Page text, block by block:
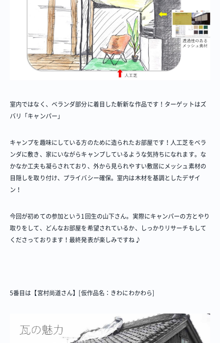
室内ではなく、ベランダ部分に着目した斬新な作品です！ターゲットはズ
バリ「キャンパー」
キャンプを趣味にしている方のために造られたお部屋です！人工芝をベラ
ンダに敷き、家にいながらキャンプしているような気持ちになれます。な
かなか工夫も凝らされており、外から見られやすい敷居にメッシュ素材の
目隠しを取り付け、プライバシー確保。室内は木材を基調としたデザイ
ン！
今回が初めての参加という1回生の山下さん。実際にキャンパーの方とやり
取りをして、どんなお部屋を希望されているか、しっかりリサーチもして
くださっております！最終発表が楽しみですね♪
5番目は【宮村尚道さん】[仮作品名：きわにわかわら]